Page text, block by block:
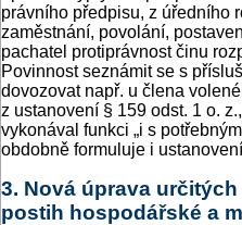
právního předpisu, z úředního
zaměstnání, povolání,
pachatel protiprávnost činu
Povinnost seznámit se s
dovozovat např. u člena
z ustanovení § 159 odst. 1 o.
vykonával funkci „i s
obdobně formuluje i
3. Nová úprava
postih hospodářské a